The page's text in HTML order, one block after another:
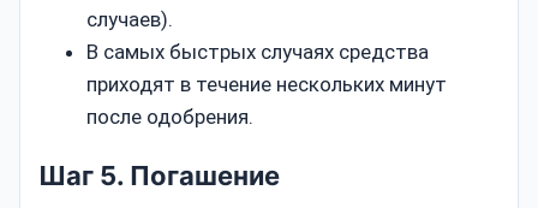
случаев).
В самых быстрых случаях средства
приходят в течение нескольких минут
после одобрения.
Шаг 5. Погашение